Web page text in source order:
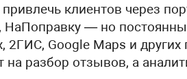
клиентов через
НаПоправку — но
2ГИС, Google Maps и
на разбор отзывов, а